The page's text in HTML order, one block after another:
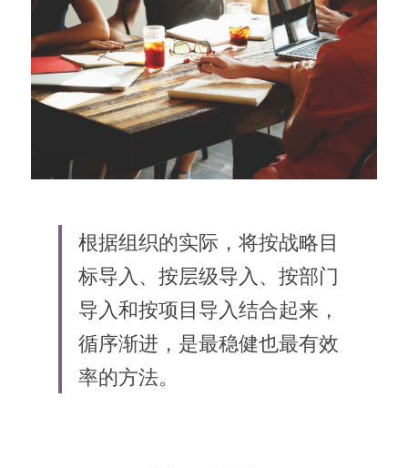
根据组织的实际，将按战略目
标导入、按层级导入、按部门
导入和按项目导入结合起来，
循序渐进，是最稳健也最有效
率的方法。